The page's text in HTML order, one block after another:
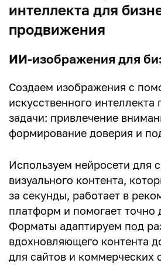
E-mail (будет скрыто)
Получать уведомления об ответах
Ваш комментарий
интеллекта для
продвижения
ИИ-изображения для
Создаем изображения с
искусственного
задачи: привлечение
формирование доверия и
Используем нейросети для
визуального контента,
за секунды, работает в
платформ и помогает точно
Форматы адаптируем под
вдохновляющего контента
для сайтов и коммерческих